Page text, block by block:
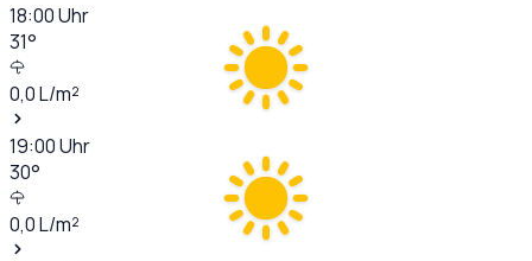
18:00Uhr
31°
0,0L/m²
19:00Uhr
30°
0,0L/m²